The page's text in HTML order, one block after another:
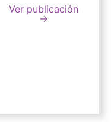
Ver publicación
→